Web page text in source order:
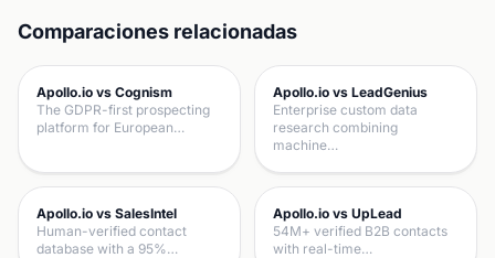
Comparaciones relacionadas
Apollo.io vs Cognism
The GDPR-first prospecting
platform for European…
Apollo.io vs LeadGenius
Enterprise custom data
research combining
machine…
Apollo.io vs SalesIntel
Human-verified contact
database with a 95%…
Apollo.io vs UpLead
54M+ verified B2B contacts
with real-time…